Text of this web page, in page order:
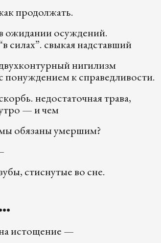
продолжать.
ожидании осуждений.
силах”. свыкая надставший
нигилизм
понуждением к справедливости.
недостаточная трава,
— и чем
обязаны умершим?
стиснутые во сне.
истощение —